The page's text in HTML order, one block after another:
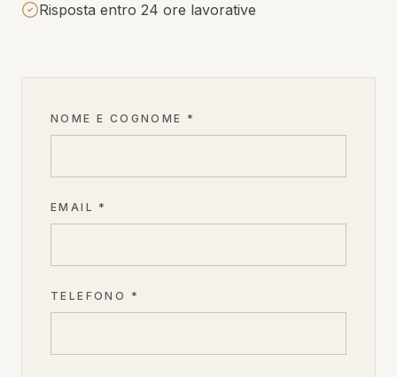
Risposta entro 24 ore lavorative
NOME E COGNOME *
EMAIL *
TELEFONO *